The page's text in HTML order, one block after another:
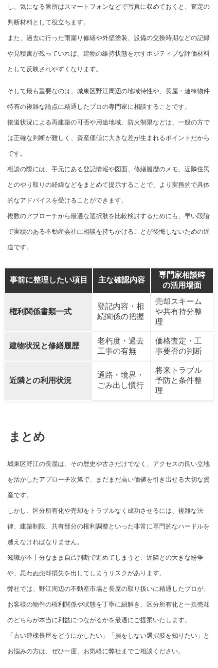
し、気になる箇所はスマートフォンなどで写真に収めておくと、査定の
判断材料として役立ちます。
また、過去に行った雨漏り修繕や外壁塗装、設備の交換時期などの記録
や見積書が残っていれば、建物の維持状態を示すポジティブな評価材料
として反映されやすくなります。
そして最も重要なのは、城東区野江周辺の地域特性や、長屋・連棟物件
特有の複雑な論点に精通したプロの専門家に相談することです。
接道状況による再建築の可否や用途地域、防火制限などは、一般の方で
は正確な判断が難しく、資産価値に大きな差が生まれるポイントだから
です。
相談の際には、手元にある登記情報や図面、修繕履歴のメモ、近隣住民
とのやり取りの経緯などをまとめて提示することで、より実務的で具体
的なアドバイスを受けることができます。
複数のアプローチから最適な選択肢を比較検討するためにも、早い段階
で実績のある不動産会社に相談を持ちかけることが後悔しないための近
道です。
事前に整理したい項目 主な確認内容
専門家相談時
の活用場面
権利関係書類一式
登記内容・相
続関係の把握
売却スキーム
や共有持分整
理
建物状況と修繕履歴
老朽度・過去
工事の有無
価格査定・工
事要否の判断
近隣との利用状況
通路・境界・
ごみ出し慣行
将来トラブル
予防と条件整
理
まとめ
城東区野江の長屋は、その歴史や古さだけでなく、アクセスの良い立地
を活かしたアプローチ次第で、まだまだ高い価値を引き出せる大切な資
産です。
しかし、区分所有化や売却をトラブルなく成功させるには、複雑な法
律、建築制限、共有部分の権利調整といった非常に専門的なハードルを
越えなければなりません。
知識が不十分なまま自己判断で進めてしまうと、近隣との大きな紛争
や、思わぬ売却損失を出してしまうリスクがあります。
弊社では、野江周辺の不動産市場と長屋の取り扱いに精通したプロが、
お客様の物件の権利関係や状態を丁寧に紐解き、区分所有化と一括売却
のどちらが本当に利益につながるかを最適にご提案いたします。
「古い連棟長屋をどうにかしたい」「損をしない選択肢を知りたい」と
お悩みの方は、ぜひ一度、お気軽に弊社までご相談ください。